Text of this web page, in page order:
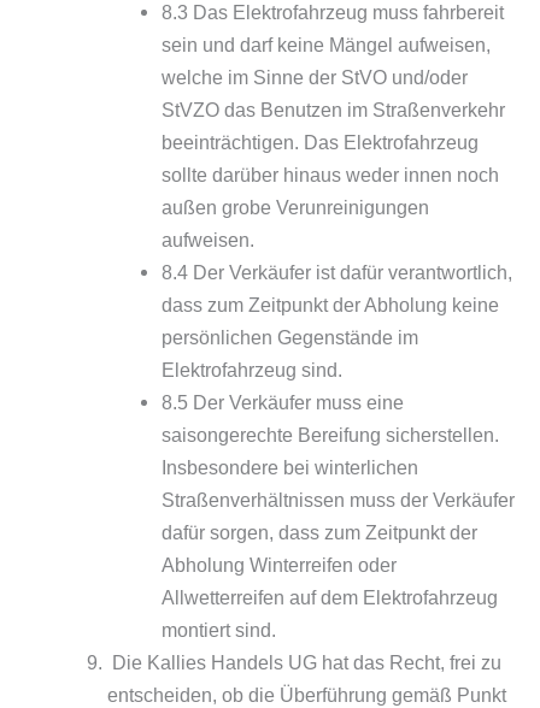
8.3 Das Elektrofahrzeug muss fahrbereit
sein und darf keine Mängel aufweisen,
welche im Sinne der StVO und/oder
StVZO das Benutzen im Straßenverkehr
beeinträchtigen. Das Elektrofahrzeug
sollte darüber hinaus weder innen noch
außen grobe Verunreinigungen
aufweisen.
8.4 Der Verkäufer ist dafür verantwortlich,
dass zum Zeitpunkt der Abholung keine
persönlichen Gegenstände im
Elektrofahrzeug sind.
8.5 Der Verkäufer muss eine
saisongerechte Bereifung sicherstellen.
Insbesondere bei winterlichen
Straßenverhältnissen muss der Verkäufer
dafür sorgen, dass zum Zeitpunkt der
Abholung Winterreifen oder
Allwetterreifen auf dem Elektrofahrzeug
montiert sind.
Die Kallies Handels UG hat das Recht, frei zu
entscheiden, ob die Überführung gemäß Punkt